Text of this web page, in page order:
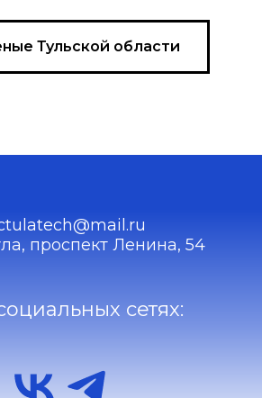
Тульской области
проспект Ленина, 54
сетях: